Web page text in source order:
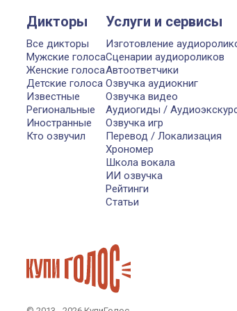
Дикторы
Все дикторы
Мужские голоса
Женские голоса
Детские голоса
Известные
Региональные
Иностранные
Кто озвучил
Услуги и сервисы
Изготовление
Сценарии аудиороликов
Автоответчики
Озвучка аудиокниг
Озвучка видео
Аудиогиды /
Озвучка игр
Перевод / Локализация
Хрономер
Школа вокала
ИИ озвучка
Рейтинги
Статьи